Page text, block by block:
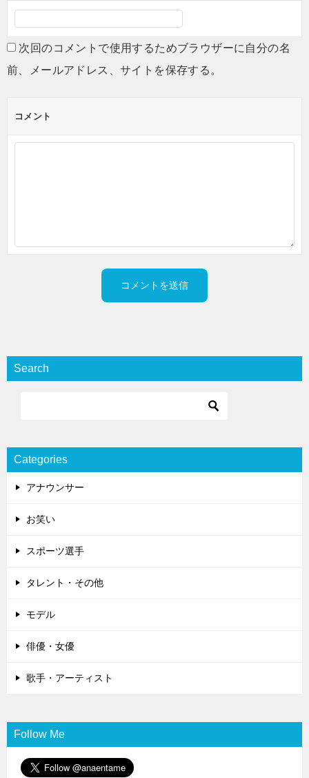
次回のコメントで使用するためブラウザーに自分の名
前、メールアドレス、サイトを保存する。
コメント
Search
Categories
アナウンサー
お笑い
スポーツ選手
タレント・その他
モデル
俳優・女優
歌手・アーティスト
Follow Me